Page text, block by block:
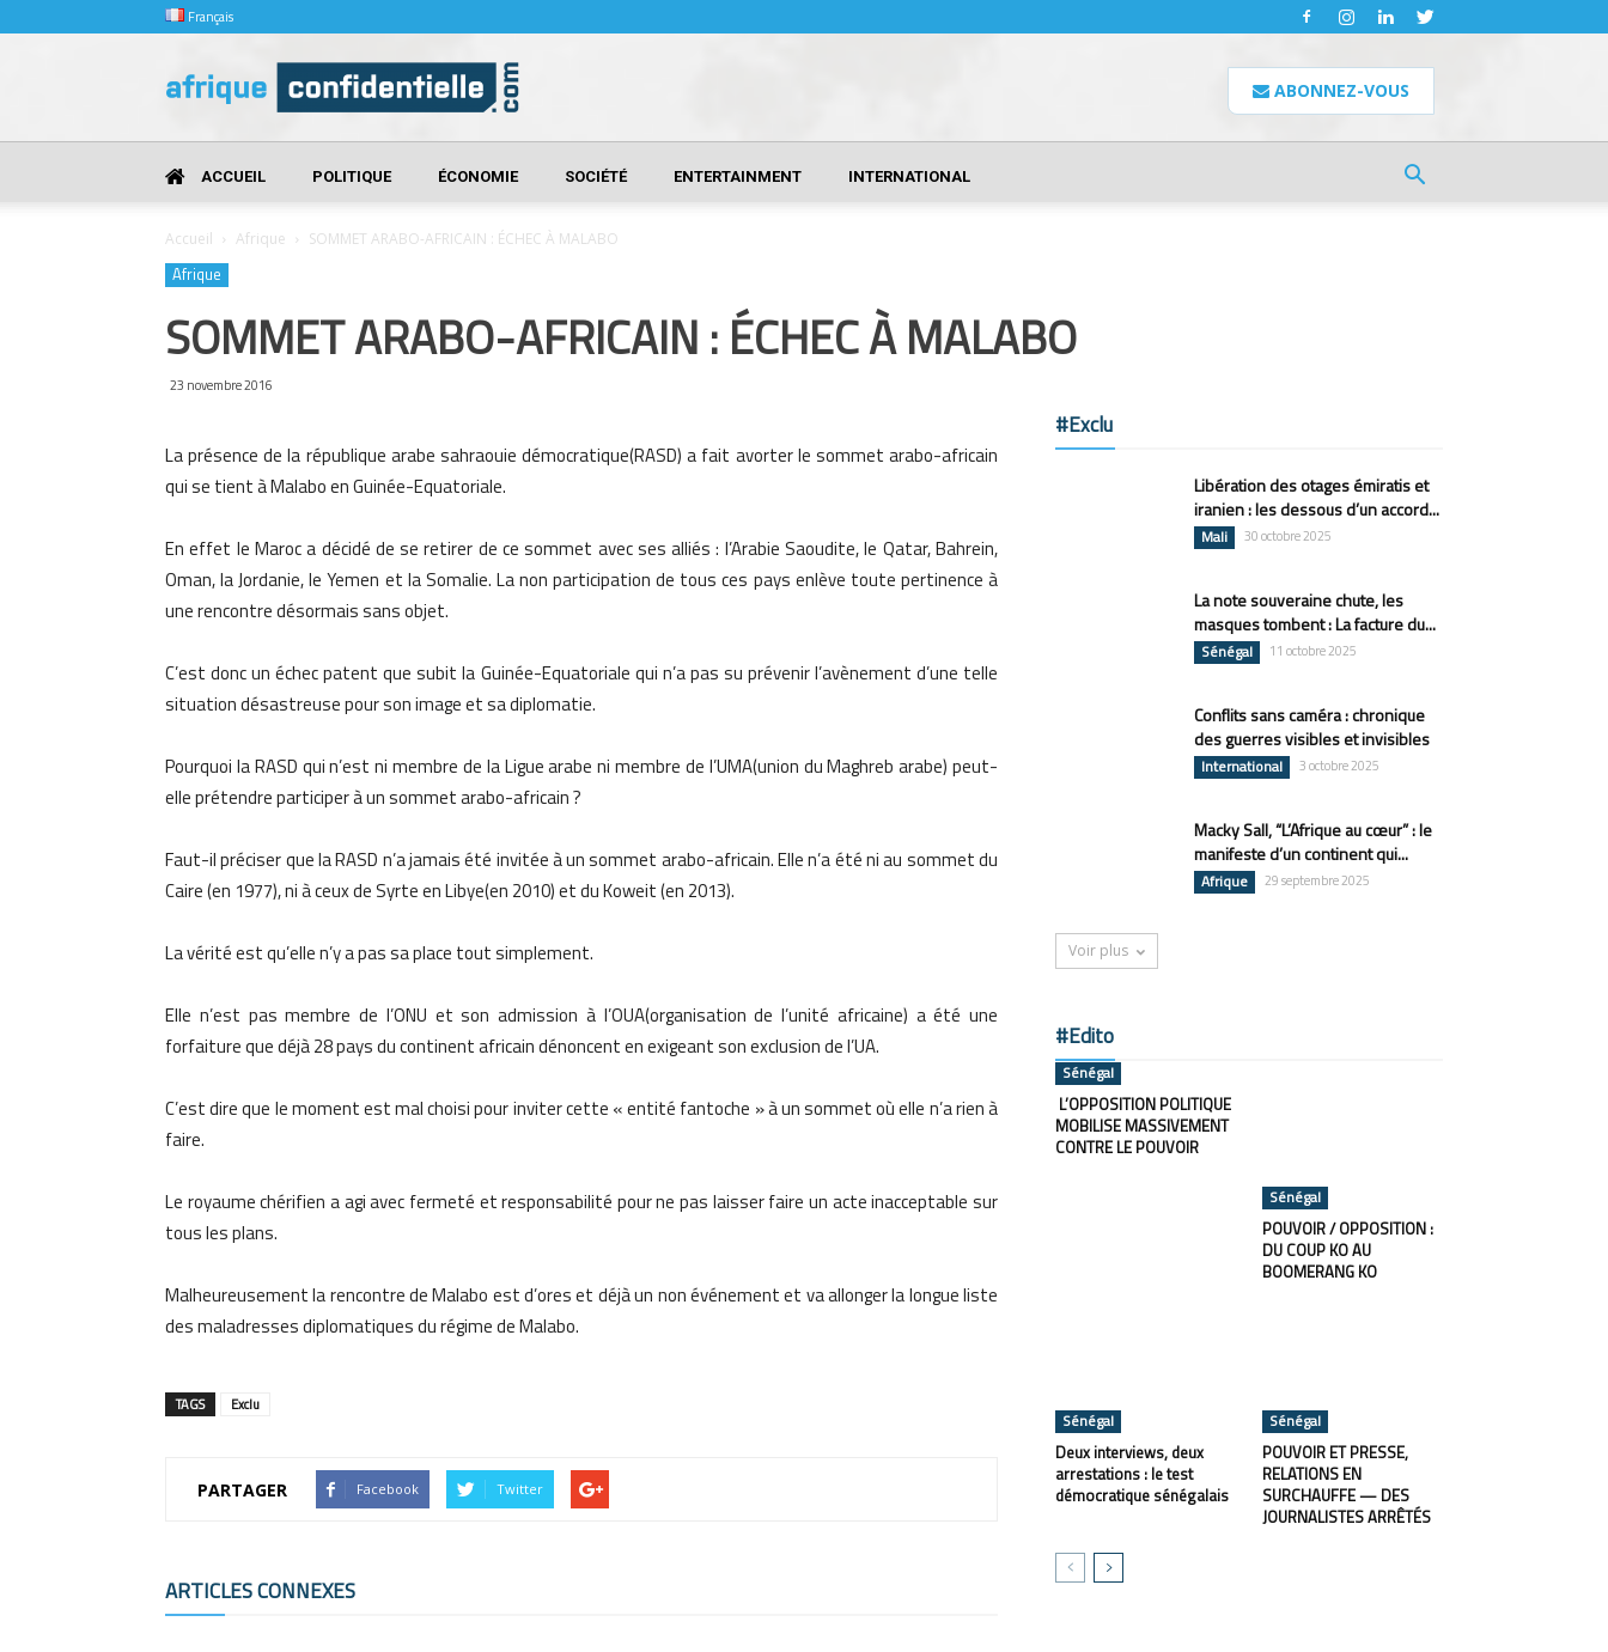
Français
Confidentielle
ABONNEZ-VOUS
ACCUEIL POLITIQUE ÉCONOMIE SOCIÉTÉ ENTERTAINMENT INTERNATIONAL
Accueil Afrique SOMMET ARABO-AFRICAIN : ÉCHEC À MALABO
Afrique
SOMMET ARABO-AFRICAIN : ÉCHEC À MALABO
23 novembre 2016
La présence de la république arabe sahraouie démocratique(RASD) a fait avorter le sommet arabo-africain
qui se tient à Malabo en Guinée-Equatoriale.
En effet le Maroc a décidé de se retirer de ce sommet avec ses alliés : l’Arabie Saoudite, le Qatar, Bahrein,
Oman, la Jordanie, le Yemen et la Somalie. La non participation de tous ces pays enlève toute pertinence à
une rencontre désormais sans objet.
C’est donc un échec patent que subit la Guinée-Equatoriale qui n’a pas su prévenir l’avènement d’une telle
situation désastreuse pour son image et sa diplomatie.
Pourquoi la RASD qui n’est ni membre de la Ligue arabe ni membre de l’UMA(union du Maghreb arabe) peut-
elle prétendre participer à un sommet arabo-africain ?
Faut-il préciser que la RASD n’a jamais été invitée à un sommet arabo-africain. Elle n’a été ni au sommet du
Caire (en 1977), ni à ceux de Syrte en Libye(en 2010) et du Koweit (en 2013).
La vérité est qu’elle n’y a pas sa place tout simplement.
Elle n’est pas membre de l’ONU et son admission à l’OUA(organisation de l’unité africaine) a été une
forfaiture que déjà 28 pays du continent africain dénoncent en exigeant son exclusion de l’UA.
C’est dire que le moment est mal choisi pour inviter cette « entité fantoche » à un sommet où elle n’a rien à
faire.
Le royaume chérifien a agi avec fermeté et responsabilité pour ne pas laisser faire un acte inacceptable sur
tous les plans.
Malheureusement la rencontre de Malabo est d’ores et déjà un non événement et va allonger la longue liste
des maladresses diplomatiques du régime de Malabo.
TAGS Exclu
PARTAGER Facebook Twitter
ARTICLES CONNEXES
#Exclu
Libération des otages émiratis et
iranien : les dessous d’un accord...
Mali 30 octobre 2025
La note souveraine chute, les
masques tombent : La facture du...
Sénégal 11 octobre 2025
Conflits sans caméra : chronique
des guerres visibles et invisibles
International 3 octobre 2025
Macky Sall, “L’Afrique au cœur” : le
manifeste d’un continent qui...
Afrique 29 septembre 2025
Voir plus
#Edito
Sénégal
L’OPPOSITION POLITIQUE
MOBILISE MASSIVEMENT
CONTRE LE POUVOIR
Sénégal
POUVOIR / OPPOSITION :
DU COUP KO AU
BOOMERANG KO
Sénégal
Deux interviews, deux
arrestations : le test
démocratique sénégalais
Sénégal
POUVOIR ET PRESSE,
RELATIONS EN
SURCHAUFFE — DES
JOURNALISTES ARRÊTÉS